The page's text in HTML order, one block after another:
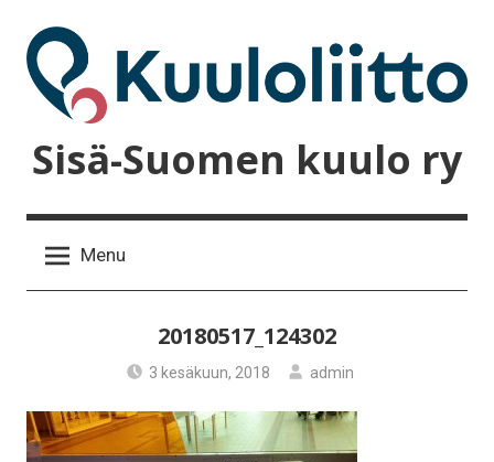
content
Sisä-Suomen kuulo ry
Menu
20180517_124302
3 kesäkuun, 2018 admin